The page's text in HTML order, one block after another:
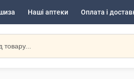
Наші аптеки Оплата і